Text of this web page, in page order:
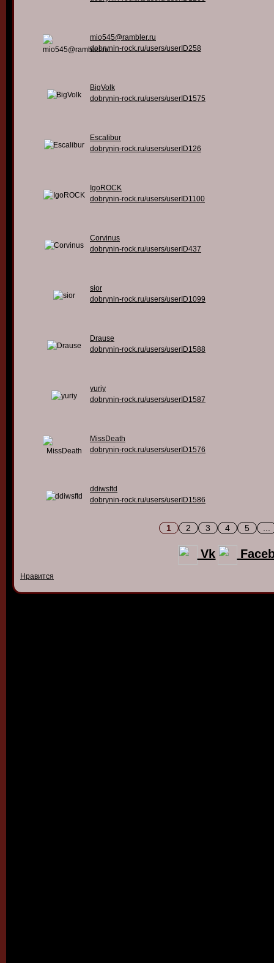
mio545@rambler.ru
dobrynin-rock.ru/users/userID258
BigVolk
dobrynin-rock.ru/users/userID1575
Escalibur
dobrynin-rock.ru/users/userID126
IgoROCK
dobrynin-rock.ru/users/userID1100
Corvinus
dobrynin-rock.ru/users/userID437
sior
dobrynin-rock.ru/users/userID1099
Drause
dobrynin-rock.ru/users/userID1588
yuriy
dobrynin-rock.ru/users/userID1587
MissDeath
dobrynin-rock.ru/users/userID1576
ddiwsftd
dobrynin-rock.ru/users/userID1586
1 2 3 4 5
Vk
Нравится